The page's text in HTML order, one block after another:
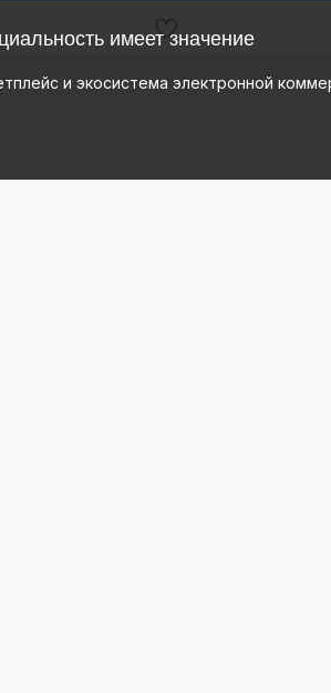
имеет значение
и экосистема электронной